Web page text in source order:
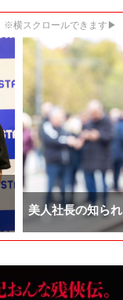
※横スクロールできます▶
美人社長の知ら